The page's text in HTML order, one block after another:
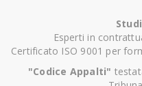
Esperti in
Certificato ISO 9001 per
"Codice Appalti"